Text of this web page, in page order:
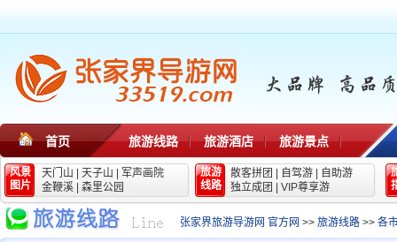
首页 旅游线路 旅游酒店 旅游景点
风景
图片
天门山 天子山
军声画院
金鞭溪
森里公园
旅游
线路
散客拼团 自驾游
自助游
独立成团
VIP尊享游
张家界旅游导游网 官方网 >> 旅游线路 >> 各